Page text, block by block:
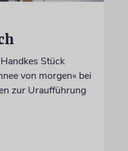
Stück
von morgen« bei
zur Uraufführung